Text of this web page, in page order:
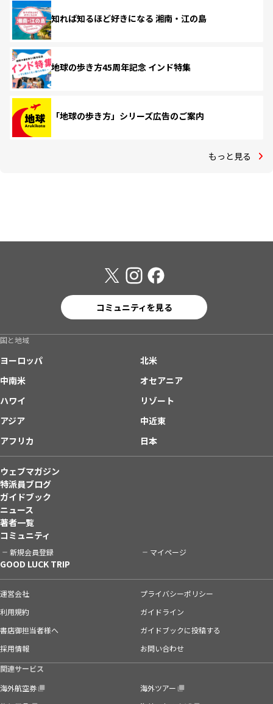
知れば知るほど好きになる 湘南・江の島
地球の歩き方45周年記念 インド特集
「地球の歩き方」シリーズ広告のご案内
もっと見る
コミュニティを見る
国と地域
ヨーロッパ
北米
中南米
オセアニア
ハワイ
リゾート
アジア
中近東
アフリカ
日本
ウェブマガジン
特派員ブログ
ガイドブック
ニュース
著者一覧
コミュニティ
新規会員登録 マイページ
GOOD LUCK TRIP
運営会社
プライバシーポリシー
利用規約
ガイドライン
書店御担当者様へ
ガイドブックに投稿する
採用情報
お問い合わせ
関連サービス
海外航空券
海外ツアー